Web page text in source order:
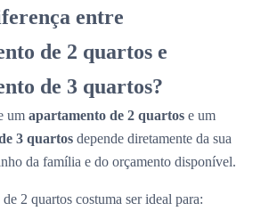
entre
de 2 quartos e
de 3 quartos?
um apartamento de 2 quartos e um
3 quartos depende diretamente da sua
da família e do orçamento disponível.
2 quartos costuma ser ideal para: